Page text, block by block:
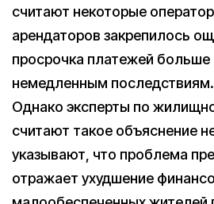
считают некоторые
арендаторов закрепилось
просрочка платежей больше
немедленным последствиям.
Однако эксперты по
считают такое объяснение
указывают, что проблема
отражает ухудшение